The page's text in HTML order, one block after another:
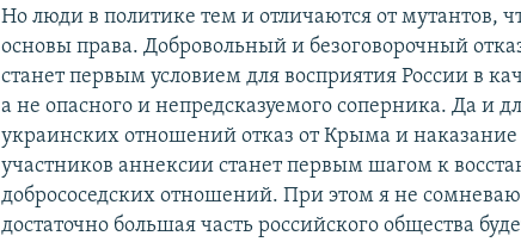
Но люди в политике тем и отличаются от мутантов,
основы права. Добровольный и безоговорочный
станет первым условием для восприятия России в
а не опасного и непредсказуемого соперника. Да и
украинских отношений отказ от Крыма и
участников аннексии станет первым шагом к
добрососедских отношений. При этом я не
достаточно большая часть российского общества